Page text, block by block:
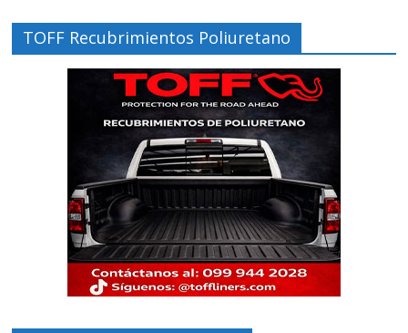
TOFF Recubrimientos Poliuretano